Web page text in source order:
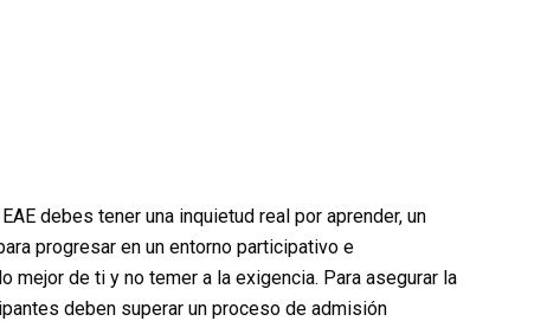
debes tener una inquietud real por aprender, un
progresar en un entorno participativo e
mejor de ti y no temer a la exigencia. Para asegurar la
deben superar un proceso de admisión